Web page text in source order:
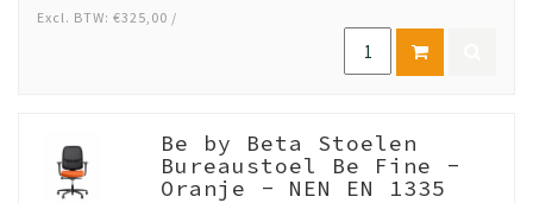
Excl. BTW: €325,00 /
Be by Beta Stoelen
Bureaustoel Be Fine -
Oranje - NEN EN 1335